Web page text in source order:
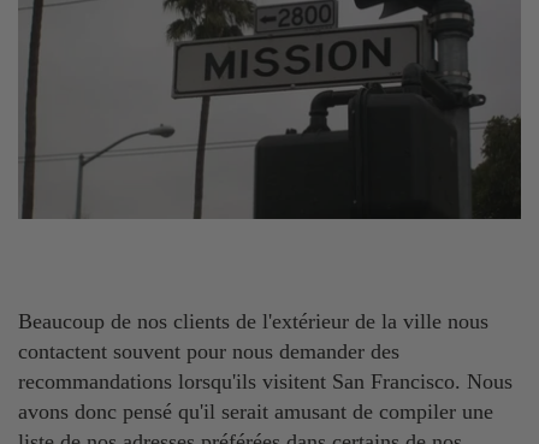
Beaucoup de nos clients de l'extérieur de la ville nous
contactent souvent pour nous demander des
recommandations lorsqu'ils visitent San Francisco. Nous
avons donc pensé qu'il serait amusant de compiler une